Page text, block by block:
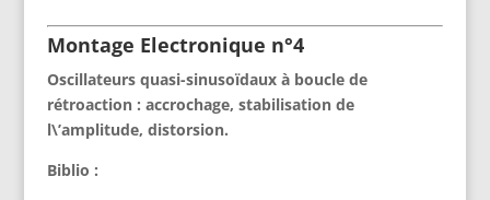
Montage Electronique n°4
Oscillateurs quasi-sinusoïdaux à boucle de
rétroaction : accrochage, stabilisation de
l\’amplitude, distorsion.
Biblio :